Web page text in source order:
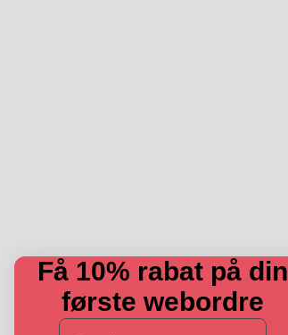
Få 10% rabat på din
første webordre
E-mail